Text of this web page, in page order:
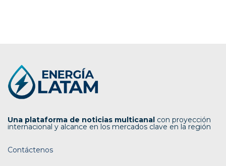
Una plataforma de noticias multicanal con proyección
internacional y alcance en los mercados clave en la región
Contáctenos